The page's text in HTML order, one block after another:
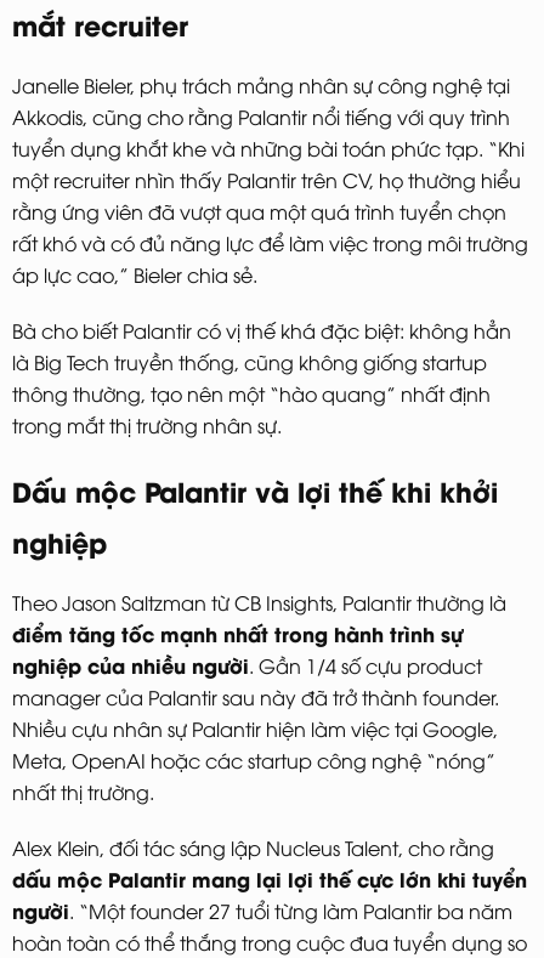
mắt recruiter
Janelle Bieler, phụ trách mảng nhân sự công nghệ tại
Akkodis, cũng cho rằng Palantir nổi tiếng với quy trình
tuyển dụng khắt khe và những bài toán phức tạp. “Khi
một recruiter nhìn thấy Palantir trên CV, họ thường hiểu
rằng ứng viên đã vượt qua một quá trình tuyển chọn
rất khó và có đủ năng lực để làm việc trong môi trường
áp lực cao,” Bieler chia sẻ.
Bà cho biết Palantir có vị thế khá đặc biệt: không hẳn
là Big Tech truyền thống, cũng không giống startup
thông thường, tạo nên một “hào quang” nhất định
trong mắt thị trường nhân sự.
Dấu mộc Palantir và lợi thế khi khởi
nghiệp
Theo Jason Saltzman từ CB Insights, Palantir thường là
điểm tăng tốc mạnh nhất trong hành trình sự
nghiệp của nhiều người. Gần 1/4 số cựu product
manager của Palantir sau này đã trở thành founder.
Nhiều cựu nhân sự Palantir hiện làm việc tại Google,
Meta, OpenAI hoặc các startup công nghệ “nóng”
nhất thị trường.
Alex Klein, đối tác sáng lập Nucleus Talent, cho rằng
dấu mộc Palantir mang lại lợi thế cực lớn khi tuyển
người. “Một founder 27 tuổi từng làm Palantir ba năm
hoàn toàn có thể thắng trong cuộc đua tuyển dụng so